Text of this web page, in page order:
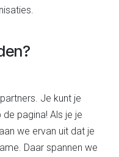
Je kunt je
pagina! Als je je
we ervan uit dat je
Daar spannen we